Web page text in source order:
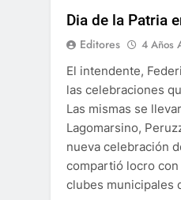
Dia de la Patria
Editores 4 Años
El intendente,
las celebraciones
Las mismas se
Lagomarsino,
nueva celebración
compartió locro
clubes municipales